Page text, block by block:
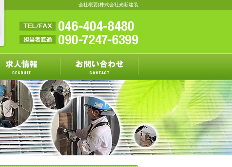
会社概要|株式会社光新建装